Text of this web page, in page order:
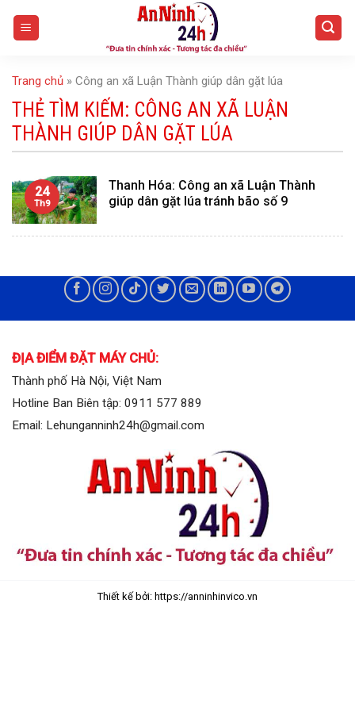
Trang chủ » Công an xã Luận Thành giúp dân gặt lúa
THẺ TÌM KIẾM: CÔNG AN XÃ LUẬN
THÀNH GIÚP DÂN GẶT LÚA
Thanh Hóa: Công an xã Luận Thành
giúp dân gặt lúa tránh bão số 9
24
Th9
ĐỊA ĐIỂM ĐẶT MÁY CHỦ:
Thành phố Hà Nội, Việt Nam
Hotline Ban Biên tập: 0911 577 889
Email: Lehunganninh24h@gmail.com
Thiết kế bởi: https://anninhinvico.vn